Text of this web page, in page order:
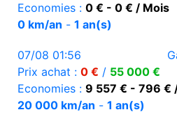
Economies : 0 € - 0 € / Mois
0 km/an - 1 an(s)
07/08 01:56
Prix achat : 0 € / 55 000 €
Economies : 9 557 € - 796 €
20 000 km/an - 1 an(s)